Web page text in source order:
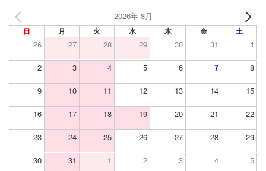
2026年 8月
日 月 火 水 木 金 土
26 27 28 29 30 31 1
2 3 4 5 6 7 8
9 10 11 12 13 14 15
16 17 18 19 20 21 22
23 24 25 26 27 28 29
30 31 1 2 3 4 5